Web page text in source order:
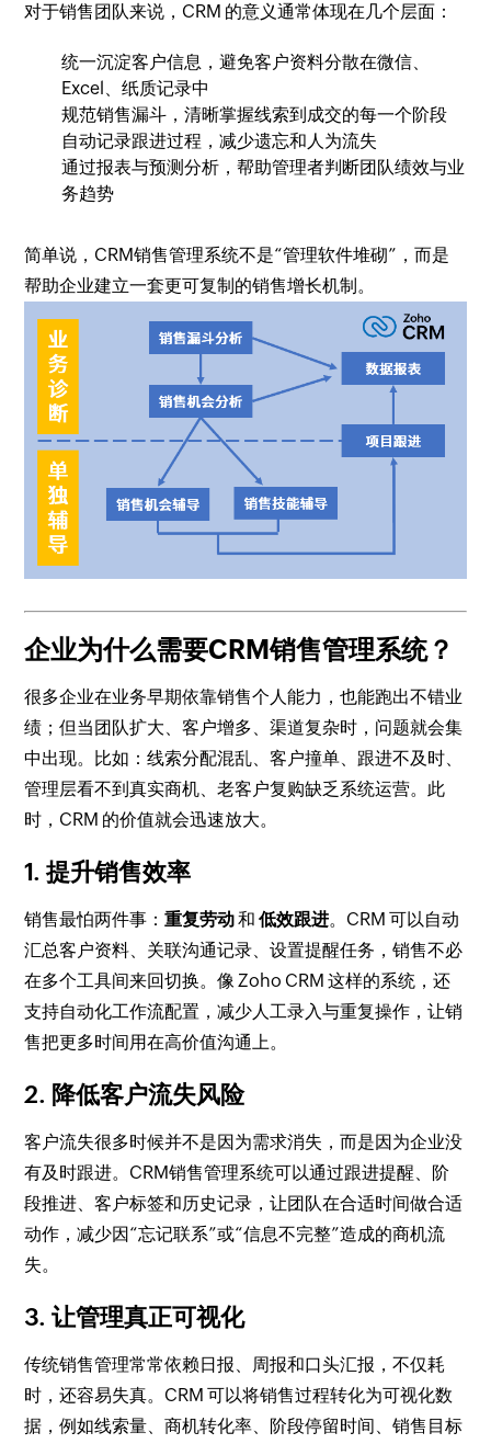
对于销售团队来说，CRM 的意义通常体现在几个层面：
统一沉淀客户信息，避免客户资料分散在微信、
Excel、纸质记录中
规范销售漏斗，清晰掌握线索到成交的每一个阶段
自动记录跟进过程，减少遗忘和人为流失
通过报表与预测分析，帮助管理者判断团队绩效与业
务趋势
简单说，CRM销售管理系统不是“管理软件堆砌”，而是
帮助企业建立一套更可复制的销售增长机制。
企业为什么需要CRM销售管理系统？
很多企业在业务早期依靠销售个人能力，也能跑出不错业
绩；但当团队扩大、客户增多、渠道复杂时，问题就会集
中出现。比如：线索分配混乱、客户撞单、跟进不及时、
管理层看不到真实商机、老客户复购缺乏系统运营。此
时，CRM 的价值就会迅速放大。
1. 提升销售效率
销售最怕两件事：重复劳动和低效跟进。CRM 可以自动
汇总客户资料、关联沟通记录、设置提醒任务，销售不必
在多个工具间来回切换。像 Zoho CRM 这样的系统，还
支持自动化工作流配置，减少人工录入与重复操作，让销
售把更多时间用在高价值沟通上。
2. 降低客户流失风险
客户流失很多时候并不是因为需求消失，而是因为企业没
有及时跟进。CRM销售管理系统可以通过跟进提醒、阶
段推进、客户标签和历史记录，让团队在合适时间做合适
动作，减少因“忘记联系”或“信息不完整”造成的商机流
失。
3. 让管理真正可视化
传统销售管理常常依赖日报、周报和口头汇报，不仅耗
时，还容易失真。CRM 可以将销售过程转化为可视化数
据，例如线索量、商机转化率、阶段停留时间、销售目标